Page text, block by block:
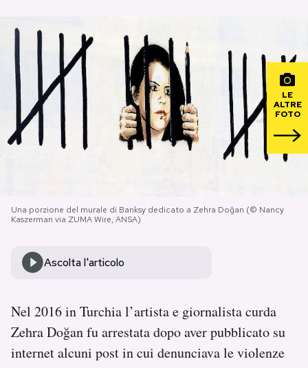
PODCAST
NEWSLETTER
I MIEI PREFERITI
Area Personale
Newsletter
Notifiche mobile
LE
ALTRE
FOTO
Una porzione del murale di Banksy dedicato a Zehra Doğan (© Nancy
Kaszerman via ZUMA Wire, ANSA)
Ascolta l'articolo
Nel 2016 in Turchia l’artista e giornalista curda
Zehra Doğan fu arrestata dopo aver pubblicato su
internet alcuni post in cui denunciava le violenze